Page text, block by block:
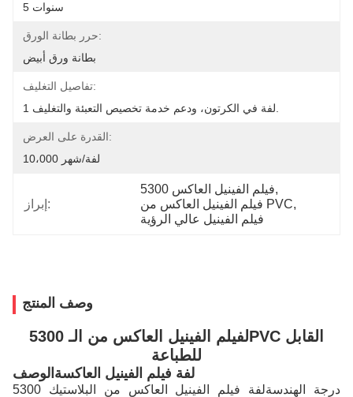
5 سنوات
حرر بطانة الورق:
بطانة ورق أبيض
تفاصيل التغليف:
القدرة على العرض:
10،000 لفة/شهر
إبراز:
5300 فيلم الفينيل العاكس,
فيلم الفينيل العاكس من PVC,
فيلم الفينيل عالي الرؤية
وصف المنتج
5300 لفيلم الفينيل العاكس من الـPVC القابل
للطباعة
لفة فيلم الفينيل العاكسة الوصف
5300 درجة الهندسةلفة فيلم الفينيل العاكس من البلاستيك